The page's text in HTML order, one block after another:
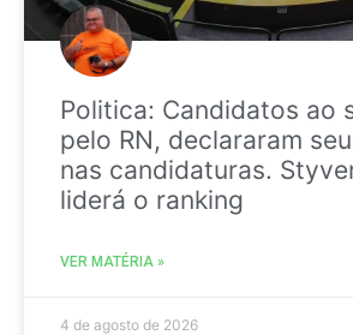
Politica: Candidatos ao
pelo RN, declararam
nas candidaturas.
liderá o ranking
VER MATÉRIA »
4 de agosto de 2026